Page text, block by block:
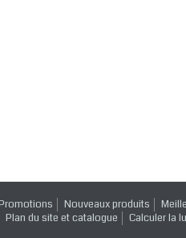
Nouveaux produits
Plan du site et catalogue
Calculer la